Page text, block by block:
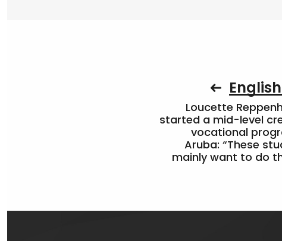
Loucette
started a mid-level
vocational
Aruba: “These
mainly want to do